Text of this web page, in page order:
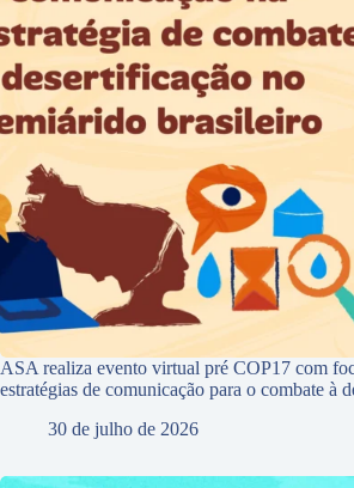
ASA realiza evento virtual pré COP17 com
estratégias de comunicação para o combate à
30 de julho de 2026